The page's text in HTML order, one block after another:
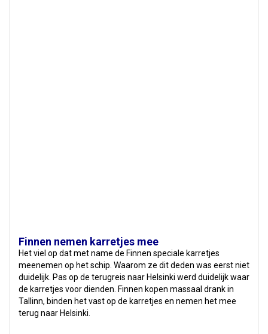
Finnen nemen karretjes mee
Het viel op dat met name de Finnen speciale karretjes
meenemen op het schip. Waarom ze dit deden was eerst niet
duidelijk. Pas op de terugreis naar Helsinki werd duidelijk waar
de karretjes voor dienden. Finnen kopen massaal drank in
Tallinn, binden het vast op de karretjes en nemen het mee
terug naar Helsinki.